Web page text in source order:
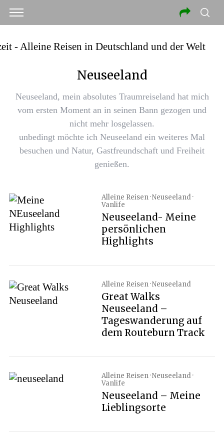
Neuseeland
Neuseeland, mein absolutes Traumreiseland hat mich
vom ersten Moment an in seinen Bann gezogen und
nicht mehr losgelassen.
unbedingt möchte ich Neuseeland ein weiteres Mal
besuchen und Natur, Gastfreundschaft und Freiheit
genießen.
Alleine Reisen · Neuseeland ·
Vanlife
Neuseeland- Meine
persönlichen
Highlights
Alleine Reisen · Neuseeland
Great Walks
Neuseeland –
Tageswanderung auf
dem Routeburn Track
Alleine Reisen · Neuseeland ·
Vanlife
Neuseeland – Meine
Lieblingsorte